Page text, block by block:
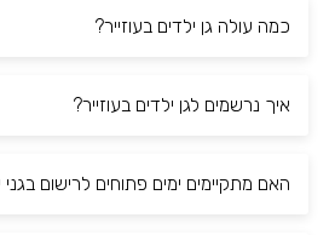
כמה עולה גן ילדים בעוזייר?
איך נרשמים לגן ילדים בעוזייר?
האם מתקיימים ימים פתוחים לרישום בגני